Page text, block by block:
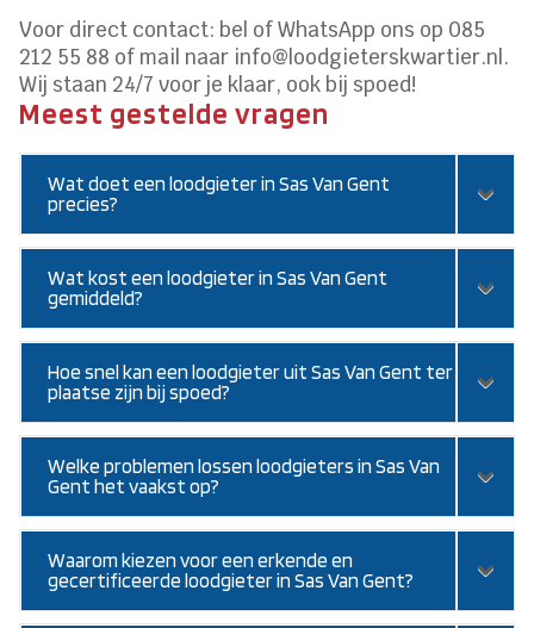
Voor direct contact: bel of WhatsApp ons op 085
212 55 88 of mail naar info@loodgieterskwartier.nl.
Wij staan 24/7 voor je klaar, ook bij spoed!
Meest gestelde vragen
Wat doet een loodgieter in Sas Van Gent
precies?
Wat kost een loodgieter in Sas Van Gent
gemiddeld?
Hoe snel kan een loodgieter uit Sas Van Gent ter
plaatse zijn bij spoed?
Welke problemen lossen loodgieters in Sas Van
Gent het vaakst op?
Waarom kiezen voor een erkende en
gecertificeerde loodgieter in Sas Van Gent?